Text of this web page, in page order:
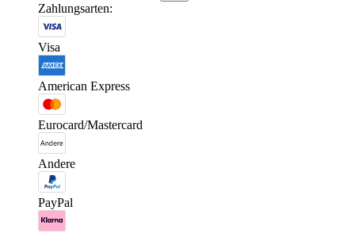
Zahlungsarten:
Visa
American Express
Eurocard/Mastercard
Andere
PayPal